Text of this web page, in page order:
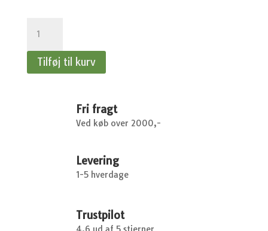
Drivhus-,
mini,Tilføj til kurv
Fri fragt
Ved køb over 2000,-
Levering
1-5 hverdage
Trustpilot